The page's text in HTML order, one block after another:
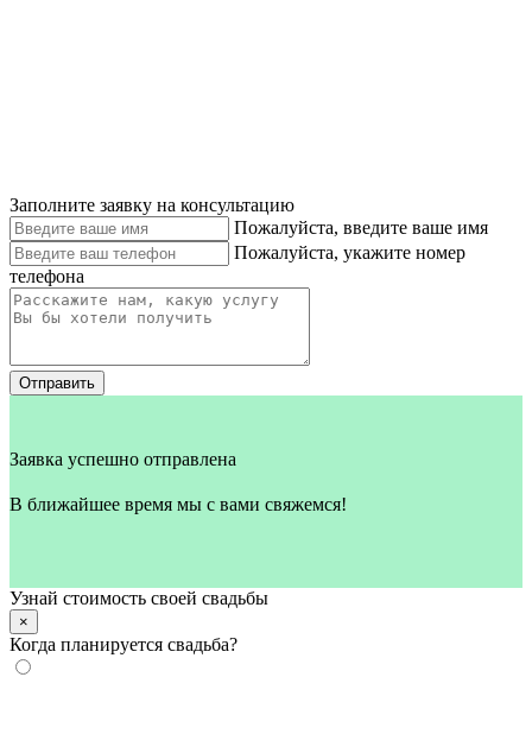
Заполните заявку на консультацию
Пожалуйста, введите ваше имя
Пожалуйста, укажите номер
телефона
Отправить
Заявка успешно отправлена
В ближайшее время мы с вами свяжемся!
Узнай стоимость своей свадьбы
×
Когда планируется свадьба?